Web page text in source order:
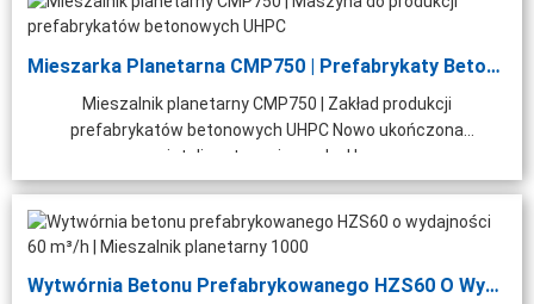
Mieszarka Planetarna CMP750 | Prefabrykaty Betonowe UHPC...
Mieszalnik planetarny CMP750 | Zakład produkcji
prefabrykatów betonowych UHPC Nowo ukończona
inteligentna mieszarka U...
Wytwórnia Betonu Prefabrykowanego HZS60 O Wydajności 60 M³/h | ...